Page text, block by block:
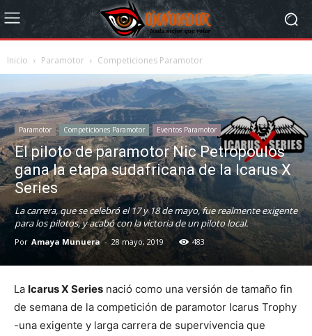
Inicio Paramotor Competiciones Paramotor
Paramotor Competiciones Paramotor Eventos Paramotor
El piloto de paramotor Nic Petropoulos
gana la etapa sudafricana de la Icarus X
Series
La carrera, que se celebró el 17 y 18 de mayo, fue realmente exigente
para los pilotos, y acabó con la victoria de un piloto local.
Por Amaya Munuera - 28 mayo, 2019 483
La Icarus X Series nació como una versión de tamaño fin
de semana de la competición de paramotor Icarus Trophy
-una exigente y larga carrera de supervivencia que